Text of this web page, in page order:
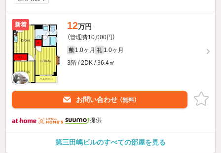
新着 12万円
（管理費10,000円）
敷 1.0ヶ月 礼 1.0ヶ月
3階 / 2DK / 36.4㎡
お問い合わせ （無料）
提供
第三田嶋ビルのすべての部屋を見る